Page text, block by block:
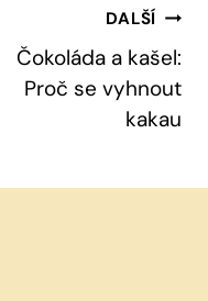
DALŠÍ
Čokoláda a kašel:
Proč se vyhnout
kakau